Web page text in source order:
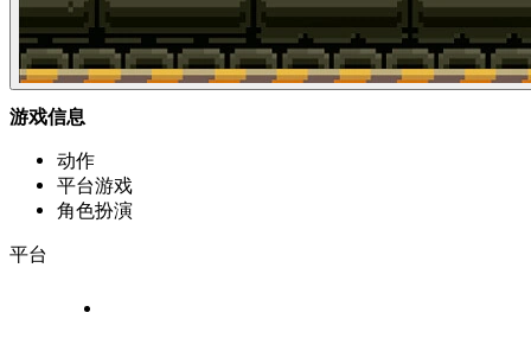
游戏信息
动作
平台游戏
角色扮演
平台